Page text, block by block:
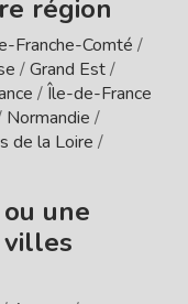
région
Franche-Comté /
/Grand Est/
/Île-de-France
Normandie /
de la Loire /
une
villes